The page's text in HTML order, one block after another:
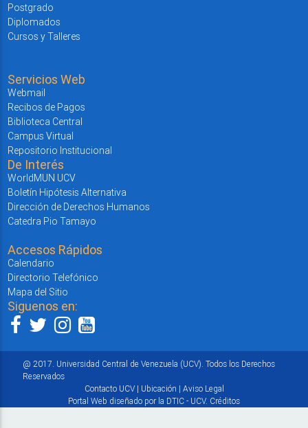
Postgrado
Diplomados
Cursos y Talleres
Servicios Web
Webmail
Recibos de Pagos
Biblioteca Central
Campus Virtual
Repositorio Institucional
De Interés
WorldMUN UCV
Boletín Hipótesis Alternativa
Dirección de Derechos Humanos
Catedra Pio Tamayo
Accesos Rápidos
Calendario
Directorio Telefónico
Mapa del Sitio
Siguenos en:
@ 2017. Universidad Central de Venezuela (UCV). Todos los Derechos
Reservados
Contacto UCV| Ubicación | Aviso Legal
Portal Web diseñado por la DTIC - UCV. Créditos